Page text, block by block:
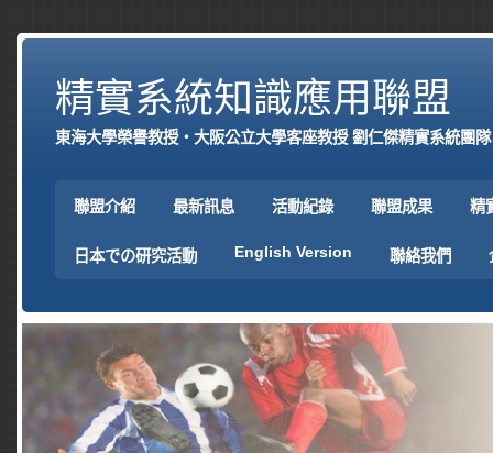
精實系統知識應用聯盟
東海大學榮譽教授‧大阪公立大學客座教授 劉仁傑精實系統團隊
聯盟介紹 最新訊息 活動紀錄 聯盟成果 精
日本での研究活動 English Version 聯絡我們